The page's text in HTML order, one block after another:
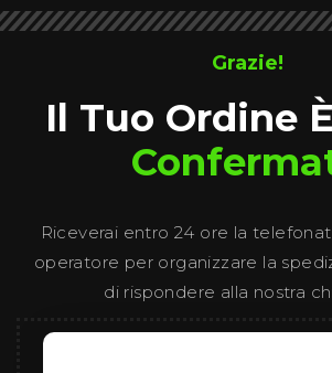
Grazie!
Il Tuo Ordine
Riceverai entro 24 ore la
operatore per organizzare la
di rispondere alla nostra